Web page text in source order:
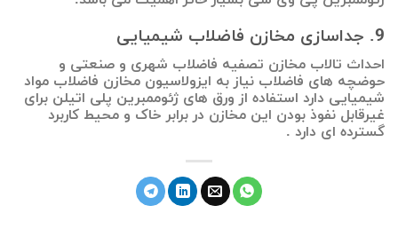
9. جداسازی مخازن فاضلاب شیمیایی
احداث تالاب مخازن تصفیه فاضلاب شهری و صنعتی و
حوضچه های فاضلاب نیاز به ایزولاسیون مخازن فاضلاب مواد
شیمیایی دارد استفاده از ورق های ژئوممبرین پلی اتیلن برای
غیرقابل نفوذ بودن این مخازن در برابر خاک و محیط کاربرد
گسترده ای دارد .